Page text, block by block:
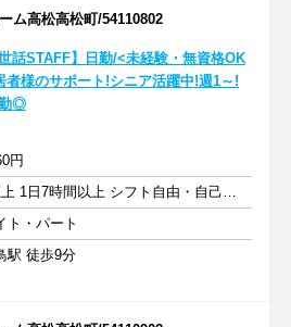
ム高松高松町/54110802
世話STAFF】日勤/<未経験・無資格OK
者様のサポート!シニア活躍中!週1～!
◎
円
週1日以上 1日7時間以上 シフト自由・自己申告
ト・パート
駅 徒歩9分